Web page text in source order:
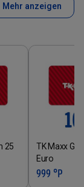
Mehr anzeigen
25
TK Maxx
Euro
999 °P